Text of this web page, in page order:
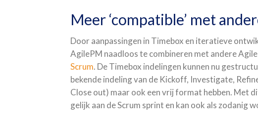
Meer ‘compatible’ met
Door aanpassingen in Timebox en iteratieve
AgilePM naadloos te combineren met andere
Scrum. De Timebox indelingen kunnen nu
bekende indeling van de Kickoff, Investigate,
Close out) maar ook een vrij format hebben. Met
gelijk aan de Scrum sprint en kan ook als zodanig